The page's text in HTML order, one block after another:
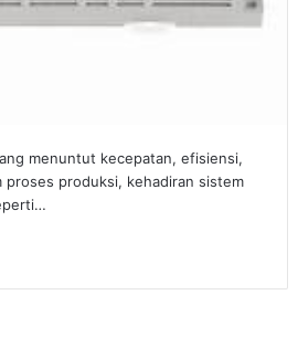
menuntut kecepatan, efisiensi,
proses produksi, kehadiran sistem